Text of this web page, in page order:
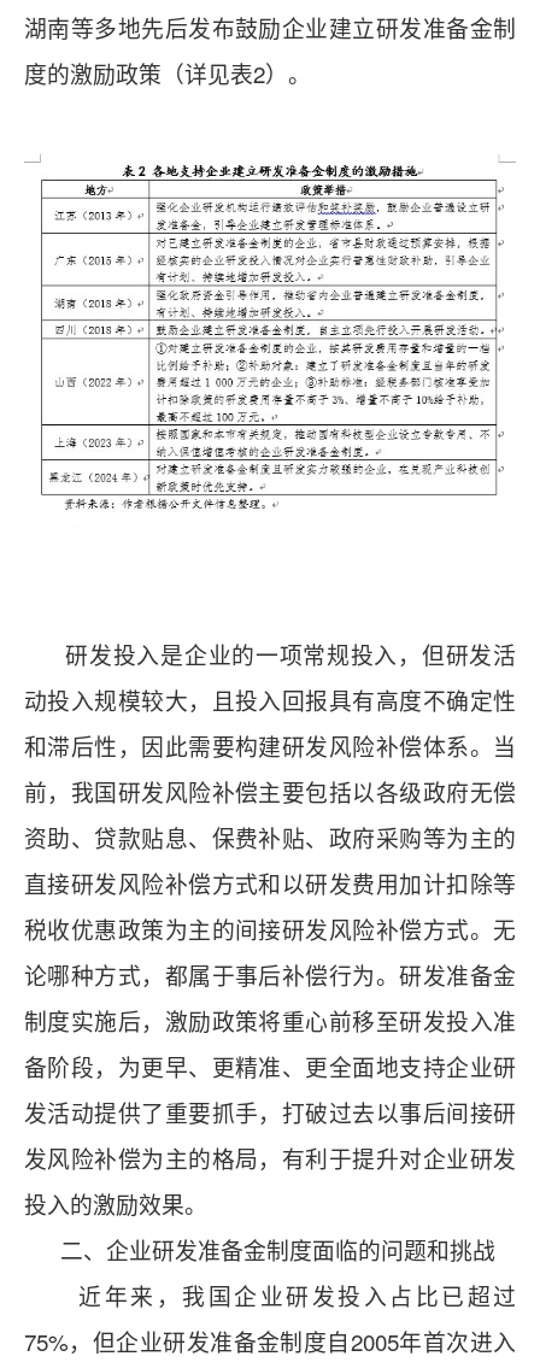
湖南等多地先后发布鼓励企业建立研发准备金制
度的激励政策（详见表2）。
研发投入是企业的一项常规投入，但研发活
动投入规模较大，且投入回报具有高度不确定性
和滞后性，因此需要构建研发风险补偿体系。当
前，我国研发风险补偿主要包括以各级政府无偿
资助、贷款贴息、保费补贴、政府采购等为主的
直接研发风险补偿方式和以研发费用加计扣除等
税收优惠政策为主的间接研发风险补偿方式。无
论哪种方式，都属于事后补偿行为。研发准备金
制度实施后，激励政策将重心前移至研发投入准
备阶段，为更早、更精准、更全面地支持企业研
发活动提供了重要抓手，打破过去以事后间接研
发风险补偿为主的格局，有利于提升对企业研发
投入的激励效果。
二、企业研发准备金制度面临的问题和挑战
近年来，我国企业研发投入占比已超过
75%，但企业研发准备金制度自2005年首次进入